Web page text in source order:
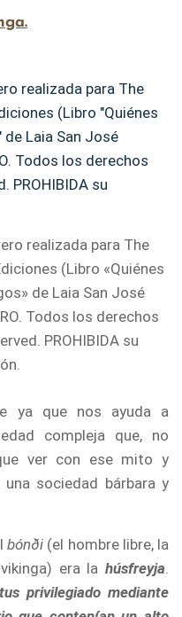
realizada para The
(Libro «Quiénes
de Laia San José
Todos los derechos
PROHIBIDA su
ya que nos ayuda a
compleja que, no
ver con ese mito y
sociedad bárbara y
bónði (el hombre libre, la
era la húsfreyja
privilegiado mediante